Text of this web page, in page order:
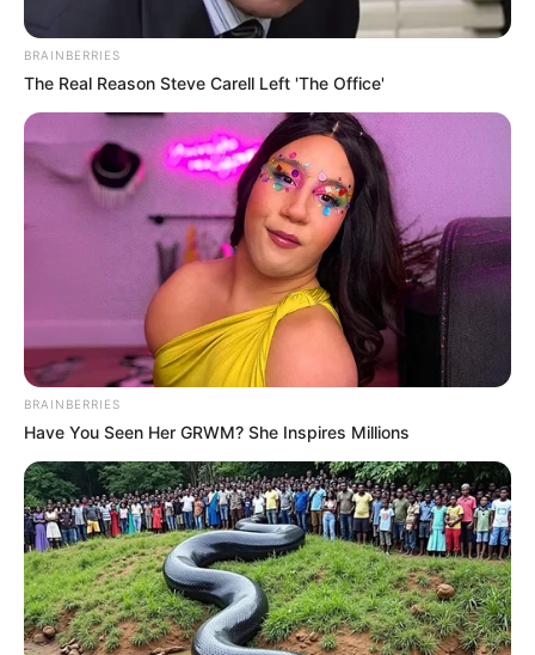
Beyonce
BRAINBERRIES
The Real Reason Steve Carell Left 'The Office'
BRAINBERRIES
Have You Seen Her GRWM? She Inspires Millions